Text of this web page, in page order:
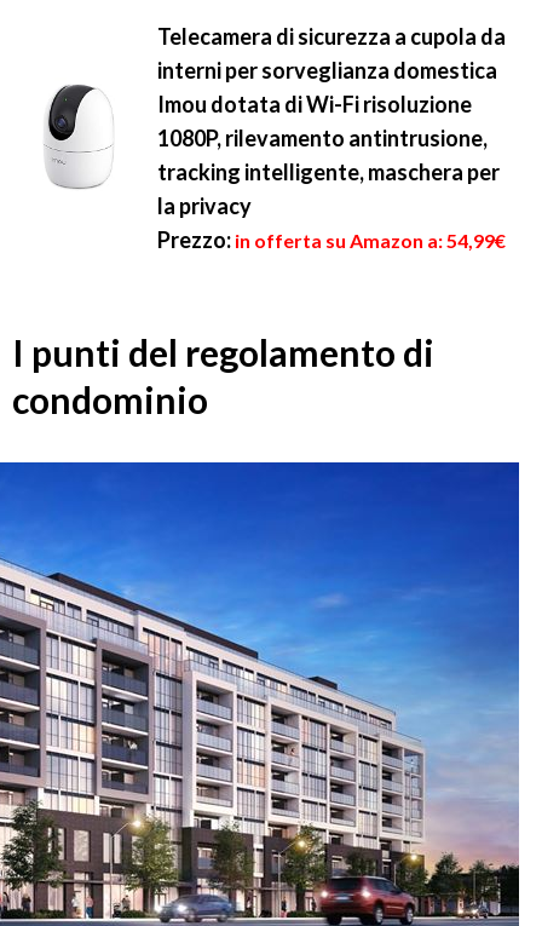
Telecamera di sicurezza a cupola da
interni per sorveglianza domestica
Imou dotata di Wi-Fi risoluzione
1080P, rilevamento antintrusione,
tracking intelligente, maschera per
la privacy
Prezzo: in offerta su Amazon a: 54,99€
I punti del regolamento di
condominio